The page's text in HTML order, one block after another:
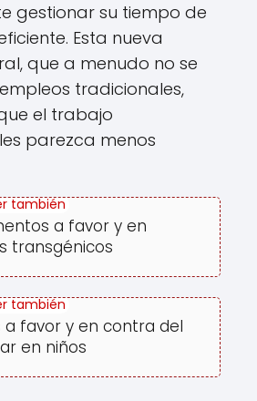
gestionar su tiempo de
Esta nueva
que a menudo no se
tradicionales,
el trabajo
parezca menos
a favor y en
transgénicos
favor y en contra del
en niños